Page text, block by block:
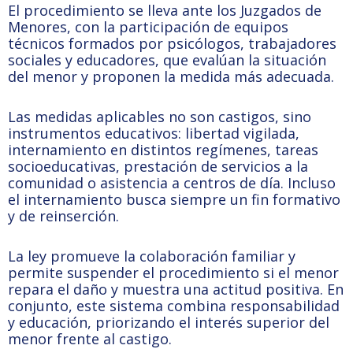
El procedimiento se lleva ante los Juzgados de
Menores, con la participación de equipos
técnicos formados por psicólogos, trabajadores
sociales y educadores, que evalúan la situación
del menor y proponen la medida más adecuada.
Las medidas aplicables no son castigos, sino
instrumentos educativos: libertad vigilada,
internamiento en distintos regímenes, tareas
socioeducativas, prestación de servicios a la
comunidad o asistencia a centros de día. Incluso
el internamiento busca siempre un fin formativo
y de reinserción.
La ley promueve la colaboración familiar y
permite suspender el procedimiento si el menor
repara el daño y muestra una actitud positiva. En
conjunto, este sistema combina responsabilidad
y educación, priorizando el interés superior del
menor frente al castigo.